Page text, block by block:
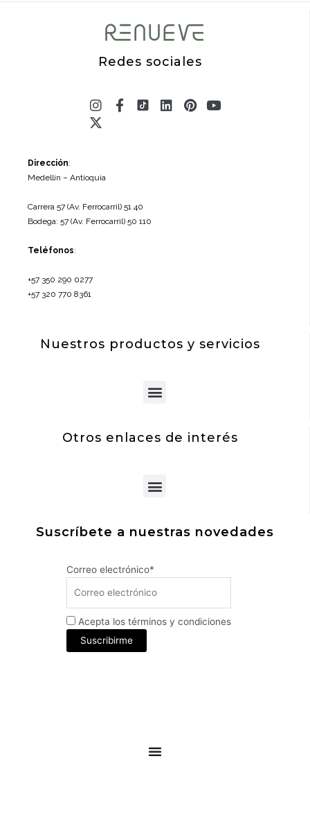
Redes sociales
Instagram
Facebook-
f
Linkedin
Pinterest
Youtube
X-
twitter
Dirección:
Medellín – Antioquia
Carrera 57 (Av. Ferrocarril) 51 40
Bodega: 57 (Av. Ferrocarril) 50 110
Teléfonos:
+57 350 290 0277
+57 320 770 8361
Nuestros productos y servicios
Menu
Otros enlaces de interés
Menu
Suscríbete a nuestras novedades
Correo electrónico*
Acepta los términos y condiciones